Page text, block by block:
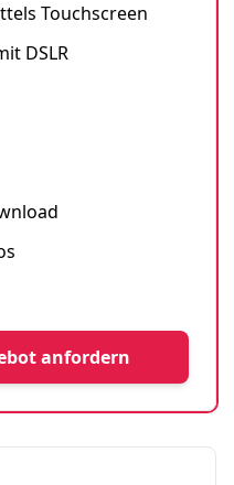
Touchscreen
DSLR
anfordern